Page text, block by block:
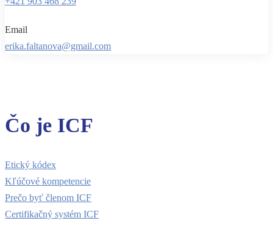
Email
erika.faltanova@gmail.com
Čo je ICF
Etický kódex
Kľúčové kompetencie
Prečo byť členom ICF
Certifikačný systém ICF